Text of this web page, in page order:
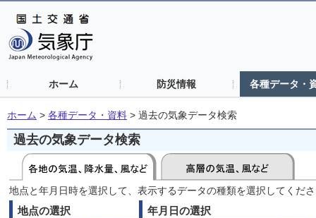
ホーム 防災情報 各種データ・
ホーム > 各種データ・資料 > 過去の気象データ検索
過去の気象データ検索
地点と年月日時を選択して、表示するデータの種類を選択してくだ
地点の選択 年月日の選択